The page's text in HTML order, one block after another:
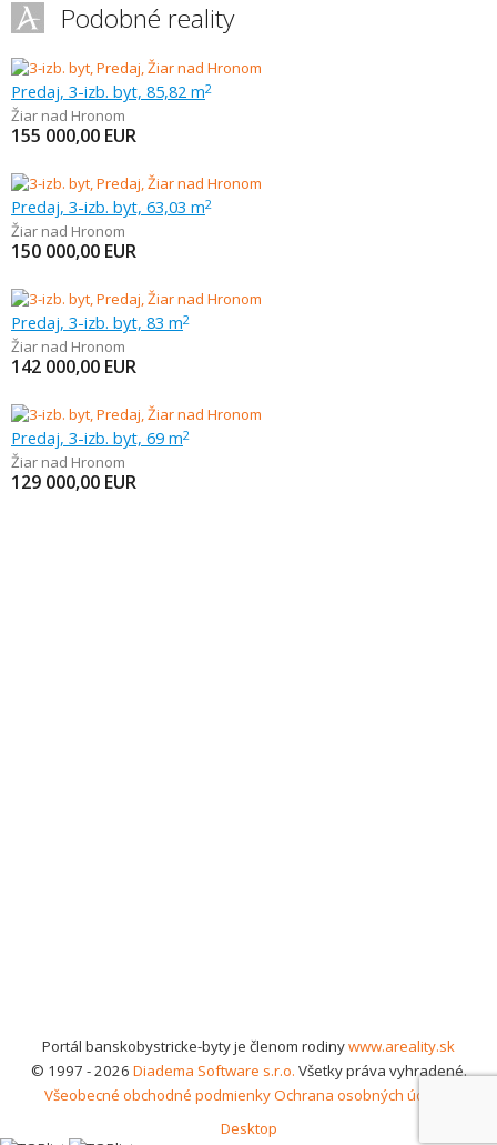
Podobné reality
Predaj, 3-izb. byt, 85,82 m2
Žiar nad Hronom
155 000,00 EUR
Predaj, 3-izb. byt, 63,03 m2
Žiar nad Hronom
150 000,00 EUR
Predaj, 3-izb. byt, 83 m2
Žiar nad Hronom
142 000,00 EUR
Predaj, 3-izb. byt, 69 m2
Žiar nad Hronom
129 000,00 EUR
Portál banskobystricke-byty je členom rodinywww.areality.sk
© 1997 - 2026 Diadema Software s.r.o. Všetky práva vyhradené.
Všeobecné obchodné podmienkyOchrana osobných údajov
Desktop